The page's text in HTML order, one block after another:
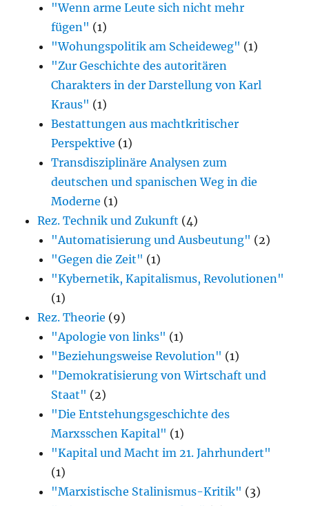
"Wenn arme Leute sich nicht mehr
fügen" (1)
"Wohungspolitik am Scheideweg" (1)
"Zur Geschichte des autoritären
Charakters in der Darstellung von Karl
Kraus" (1)
Bestattungen aus machtkritischer
Perspektive (1)
Transdisziplinäre Analysen zum
deutschen und spanischen Weg in die
Moderne (1)
Rez. Technik und Zukunft (4)
"Automatisierung und Ausbeutung" (2)
"Gegen die Zeit" (1)
"Kybernetik, Kapitalismus, Revolutionen"
(1)
Rez. Theorie (9)
"Apologie von links" (1)
"Beziehungsweise Revolution" (1)
"Demokratisierung von Wirtschaft und
Staat" (2)
"Die Entstehungsgeschichte des
Marxsschen Kapital" (1)
"Kapital und Macht im 21. Jahrhundert"
(1)
"Marxistische Stalinismus-Kritik" (3)